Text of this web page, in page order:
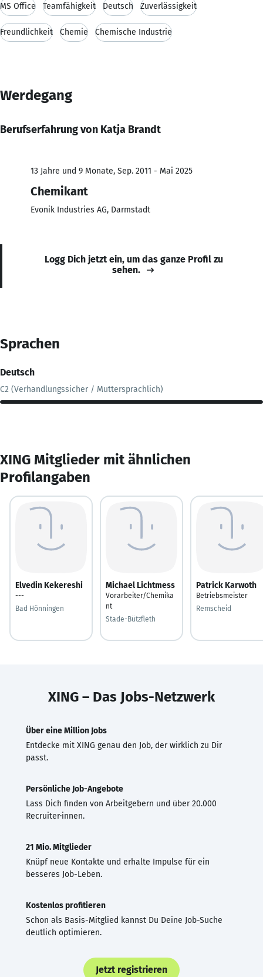
MS Office Teamfähigkeit Deutsch Zuverlässigkeit
Freundlichkeit Chemie Chemische Industrie
Werdegang
Berufserfahrung von Katja Brandt
13 Jahre und 9 Monate, Sep. 2011 - Mai 2025
Chemikant
Evonik Industries AG, Darmstadt
Logg Dich jetzt ein, um das ganze Profil zu
sehen.
Sprachen
Deutsch
C2 (Verhandlungssicher / Muttersprachlich)
XING Mitglieder mit ähnlichen
Profilangaben
Elvedin Kekereshi
---
Bad Hönningen
Michael Lichtmess
Vorarbeiter/Chemika
nt
Stade-Bützfleth
Patrick Karwoth
Betriebsmeister
Remscheid
XING – Das Jobs-Netzwerk
Über eine Million Jobs
Entdecke mit XING genau den Job, der wirklich zu Dir
passt.
Persönliche Job-Angebote
Lass Dich finden von Arbeitgebern und über 20.000
Recruiter·innen.
21 Mio. Mitglieder
Knüpf neue Kontakte und erhalte Impulse für ein
besseres Job-Leben.
Kostenlos profitieren
Schon als Basis-Mitglied kannst Du Deine Job-Suche
deutlich optimieren.
Jetzt registrieren